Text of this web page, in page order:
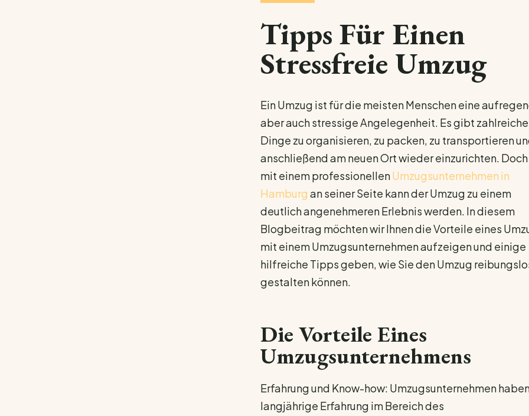
Tipps Für Einen
Stressfreie Umzug
Ein Umzug ist für die meisten Menschen eine
aber auch stressige Angelegenheit. Es gibt zahlreiche
Dinge zu organisieren, zu packen, zu transportieren
anschließend am neuen Ort wieder einzurichten. Doch
mit einem professionellenUmzugsunternehmen in
Hamburg an seiner Seite kann der Umzug zu einem
deutlich angenehmeren Erlebnis werden. In diesem
Blogbeitrag möchten wir Ihnen die Vorteile eines
mit einem Umzugsunternehmen aufzeigen und einige
hilfreiche Tipps geben, wie Sie den Umzug
gestalten können.
Die Vorteile Eines
Umzugsunternehmens
Erfahrung und Know-how: Umzugsunternehmen
langjährige Erfahrung im Bereich des